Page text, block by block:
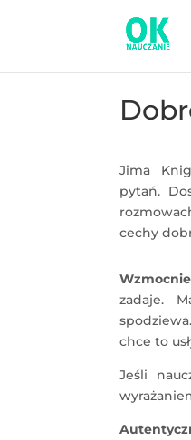
Jima
pytań.
cechy
zadaje.
chce to
Jeśli